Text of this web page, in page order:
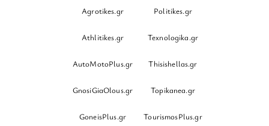
Agrotikes.gr Politikes.gr
Athlitikes.gr Texnologika.gr
AutoMotoPlus.gr Thisishellas.gr
GnosiGiaOlous.gr Topikanea.gr
GoneisPlus.gr TourismosPlus.gr